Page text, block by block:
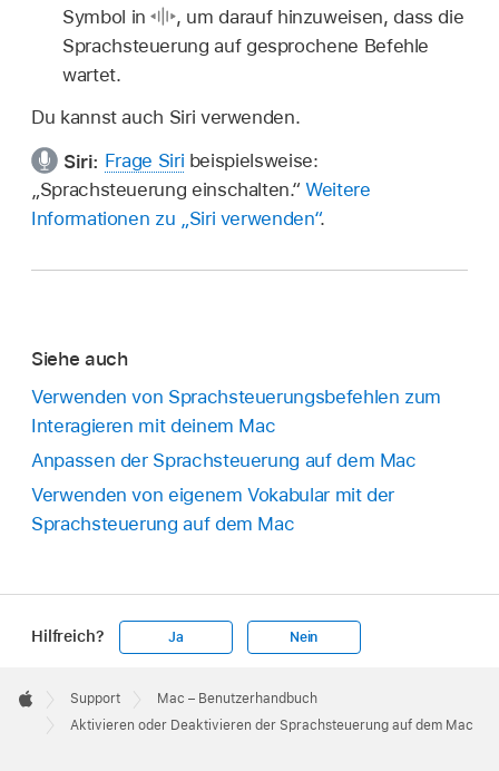
Symbol in
, um darauf hinzuweisen, dass die
Sprachsteuerung auf gesprochene Befehle
wartet.
Du kannst auch Siri verwenden.
Siri: Frage Siri beispielsweise:
„Sprachsteuerung einschalten.“ Weitere
Informationen zu „Siri verwenden“.
Siehe auch
Verwenden von Sprachsteuerungsbefehlen zum
Interagieren mit deinem Mac
Anpassen der Sprachsteuerung auf dem Mac
Verwenden von eigenem Vokabular mit der
Sprachsteuerung auf dem Mac
Hilfreich? Ja Nein
Footer

Apple
Support
Mac – Benutzerhandbuch
Aktivieren oder Deaktivieren der Sprachsteuerung auf dem Mac